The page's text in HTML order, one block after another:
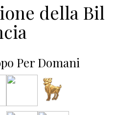
della Bil
Per Domani